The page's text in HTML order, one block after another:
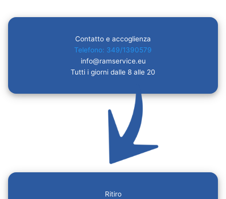
Contatto e accoglienza
Telefono: 349/1390579
info@ramservice.eu
Tutti i giorni dalle 8 alle 20
Ritiro